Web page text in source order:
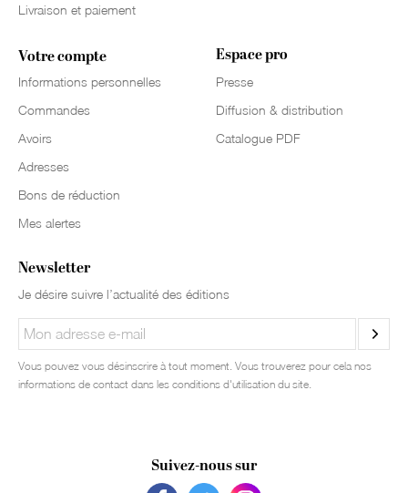
Livraison et paiement
Votre compte
Informations personnelles
Commandes
Avoirs
Adresses
Bons de réduction
Mes alertes
Espace pro
Presse
Diffusion & distribution
Catalogue PDF
Newsletter
Je désire suivre l’actualité des éditions
Vous pouvez vous désinscrire à tout moment. Vous trouverez pour cela nos
informations de contact dans les conditions d'utilisation du site.
Suivez-nous sur